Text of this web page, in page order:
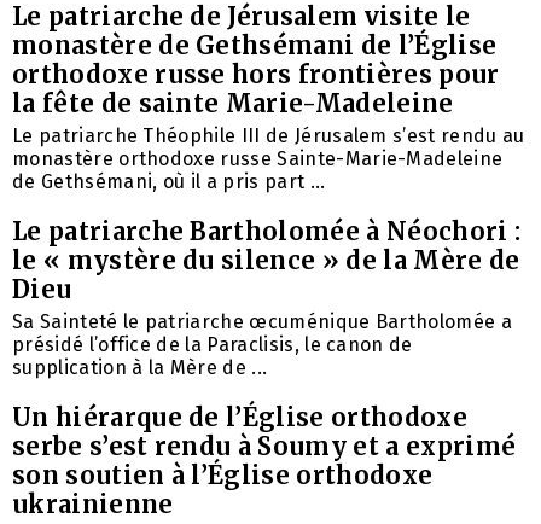
Le patriarche de Jérusalem visite le
monastère de Gethsémani de l’Église
orthodoxe russe hors frontières pour
la fête de sainte Marie-Madeleine
Le patriarche Théophile III de Jérusalem s’est rendu au
monastère orthodoxe russe Sainte-Marie-Madeleine
de Gethsémani, où il a pris part ...
Le patriarche Bartholomée à Néochori :
le « mystère du silence » de la Mère de
Dieu
Sa Sainteté le patriarche œcuménique Bartholomée a
présidé l’office de la Paraclisis, le canon de
supplication à la Mère de ...
Un hiérarque de l’Église orthodoxe
serbe s’est rendu à Soumy et a exprimé
son soutien à l’Église orthodoxe
ukrainienne